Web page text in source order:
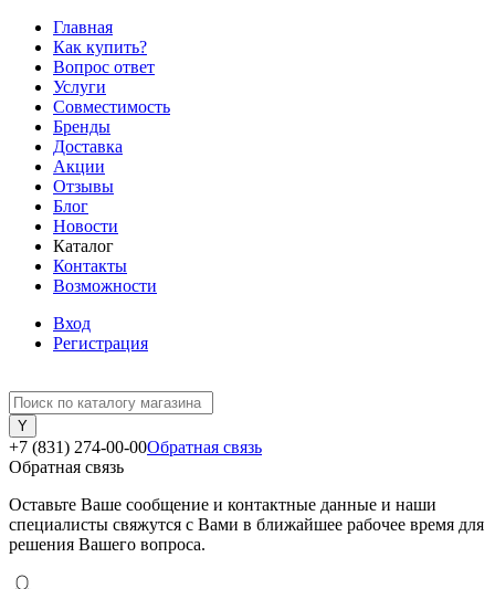
Главная
Как купить?
Вопрос ответ
Услуги
Совместимость
Бренды
Доставка
Акции
Отзывы
Блог
Новости
Каталог
Контакты
Возможности
Вход
Регистрация
+7 (831) 274-00-00Обратная связь
Обратная связь
Оставьте Ваше сообщение и контактные данные и наши
специалисты свяжутся с Вами в ближайшее рабочее время для
решения Вашего вопроса.